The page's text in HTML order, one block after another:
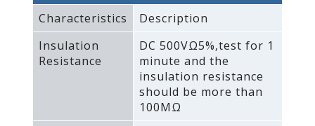
Characteristics
Description
Insulation
Resistance
DC 500VΩ5%‚test for 1
minute and the
insulation resistance
should be more than
100MΩ